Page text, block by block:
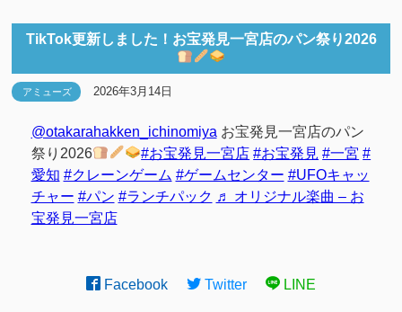
TikTok更新しました！お宝発見一宮店のパン祭り2026
アミューズ 2026年3月14日
@otakarahakken_ichinomiya お宝発見一宮店のパン
祭り2026
#お宝発見一宮店 #お宝発見 #一宮 #
愛知 #クレーンゲーム #ゲームセンター #UFOキャッ
チャー #パン #ランチパック ♬ オリジナル楽曲 – お
宝発見一宮店
Facebook Twitter LINE